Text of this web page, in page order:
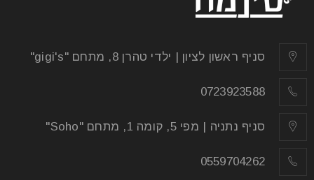
סניף ראשון לציון | ילדי טהרן 8, מתחם "gigi's"
0723923588
סניף נתניה | מפי 5, קומה 1, מתחם "Soho"
0559704262